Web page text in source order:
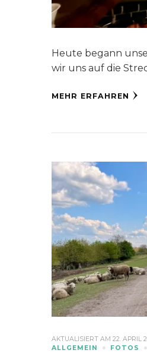
Heute begann
wir uns auf die
MEHR ERFAHREN
AKTUALISIERT AM22. APRIL
ALLGEMEIN
FOTOS